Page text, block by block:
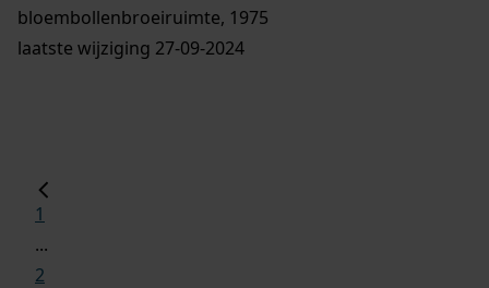
bloembollenbroeiruimte, 1975
laatste wijziging 27-09-2024
1
...
2